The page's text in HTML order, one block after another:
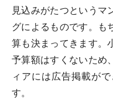
見込みがたつというマ
グによるものです。も
算も決まってきます。
予算額はすくないため
ィアには広告掲載が
す。